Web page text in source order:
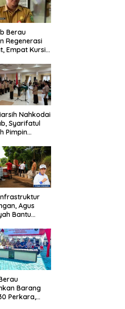
Berau
Regenerasi
Empat Kursi
Nahkodai
Syarifatul
Pimpin
Agus
Bantu
Gang Angsa
Barang
Perkara,